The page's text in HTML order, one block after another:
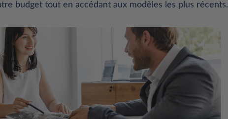
budget tout en accédant aux modèles les plus récents.